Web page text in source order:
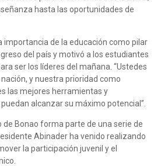
hasta las oportunidades de
importancia de la educación como pilar
del país y motivó a los estudiantes
ser los líderes del mañana. “Ustedes
y nuestra prioridad como
las mejores herramientas y
alcanzar su máximo potencial”.
de Bonao forma parte de una serie de
Abinader ha venido realizando
la participación juvenil y el